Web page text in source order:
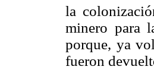
la
minero para
porque, ya
fueron